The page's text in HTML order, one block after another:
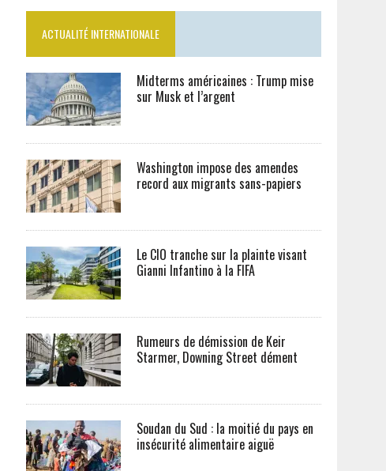
ACTUALITÉ INTERNATIONALE
Midterms américaines : Trump mise
sur Musk et l’argent
Washington impose des amendes
record aux migrants sans-papiers
Le CIO tranche sur la plainte visant
Gianni Infantino à la FIFA
Rumeurs de démission de Keir
Starmer, Downing Street dément
Soudan du Sud : la moitié du pays en
insécurité alimentaire aiguë